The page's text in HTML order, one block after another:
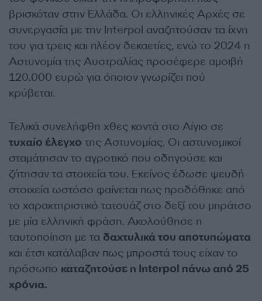
βρισκόταν στην Ελλάδα. Οι ελληνικές Αρχές σε
συνεργασία με την Interpol αναζητούσαν τα ίχνη
του για τρεις και πλέον δεκαετίες, ενώ το 2024 η
Αστυνομία της Αυστραλίας προσέφερε αμοιβή
120.000 ευρώ για όποιον γνωρίζει πού
κρύβεται.
Τελικά συνελήφθη χθες κοντά στο Αίγιο σε
τυχαίο έλεγχο της Αστυνομίας. Οι αστυνομικοί
σταμάτησαν το αγροτικό που οδηγούσε και
ζήτησαν τα στοιχεία του. Εκείνος έδωσε ψευδή
στοιχεία ωστόσο φαίνεται πως προδόθηκε από
το χαρακτηριστικό τατουάζ στο δεξί του μπράτσο
με μία ελληνική φράση. Ακολούθησε η
ταυτοποίηση με τα δαχτυλικά του αποτυπώματα
και έτσι κατάλαβαν πως μπροστά τους είχαν το
πρόσωπο καταζητούσε η Interpol πάνω από 25
χρόνια.